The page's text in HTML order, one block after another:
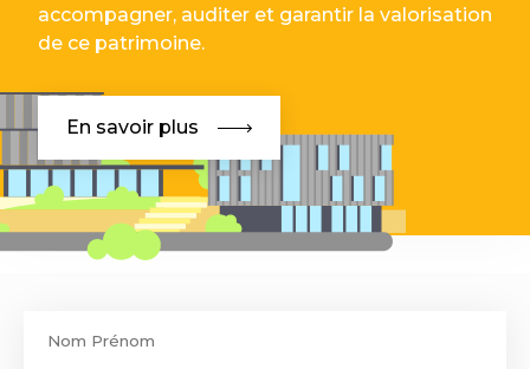
accompagner, auditer et garantir la valorisation
de ce patrimoine.
En savoir plus
footer